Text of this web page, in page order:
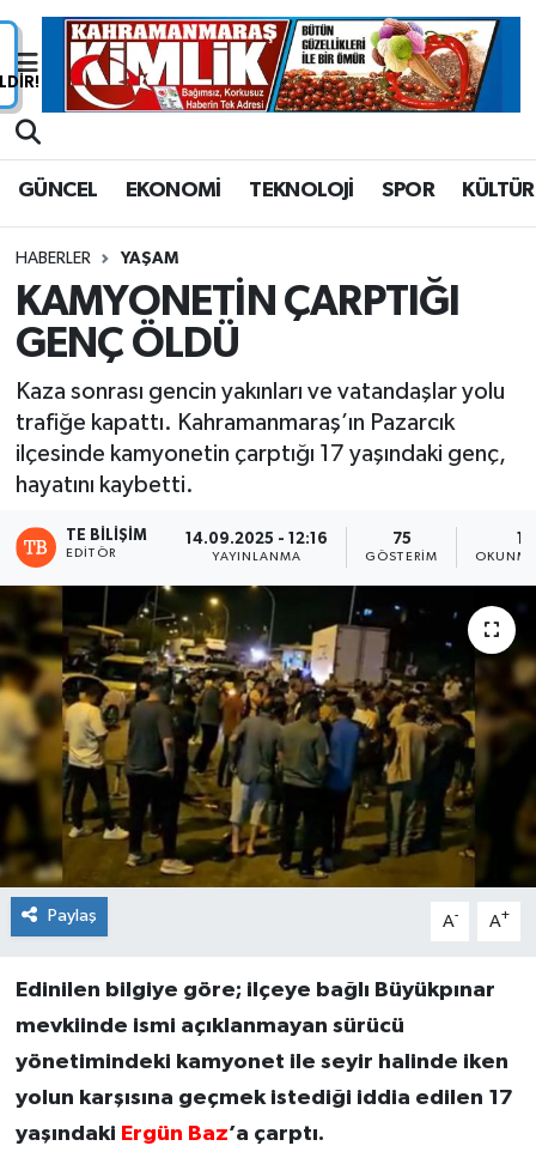
GÜNCEL EKONOMİ TEKNOLOJİ SPOR KÜLTÜR
HABERLER YAŞAM
KAMYONETİN ÇARPTIĞI
GENÇ ÖLDÜ
Kaza sonrası gencin yakınları ve vatandaşlar yolu
trafiğe kapattı. Kahramanmaraş’ın Pazarcık
ilçesinde kamyonetin çarptığı 17 yaşındaki genç,
hayatını kaybetti.
TE BILIŞIM
EDITÖR
14.09.2025 - 12:16
YAYINLANMA
75
GÖSTERIM
1
Paylaş A- A+
Edinilen bilgiye göre; ilçeye bağlı Büyükpınar
mevkiinde ismi açıklanmayan sürücü
yönetimindeki kamyonet ile seyir halinde iken
yolun karşısına geçmek istediği iddia edilen 17
yaşındaki Ergün Baz’a çarptı.
Nöbetçi Eczaneler
Süper Lig Puan Durumu ve Fikstür
Tüm Manşetler
Son Dakika Haberleri